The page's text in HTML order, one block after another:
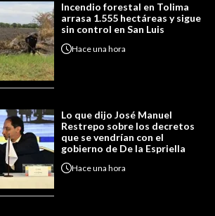
Incendio forestal en Tolima
arrasa 1.555 hectáreas y sigue
sin control en San Luis
Haceuna hora
Lo que dijo José Manuel
Restrepo sobre los decretos
que se vendrían con el
gobierno de De la Espriella
Haceuna hora